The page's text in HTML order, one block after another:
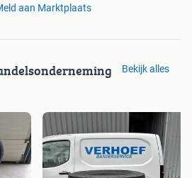
aan Marktplaats
Bekijk alles